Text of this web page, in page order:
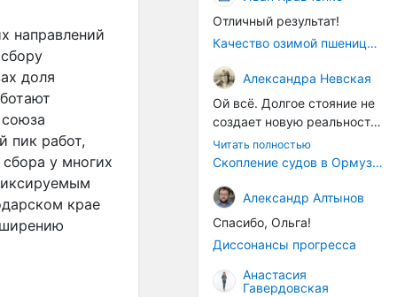
направлений
доля
пик работ,
у многих
крае
Отличный результат!
Качество озимой пшеницы 2026 год
Александра Невская
Ой всё. Долгое стояние не
создает новую реальность.
Морские организмы всегда
накапливаются на судах.
на чистку от тех самых
организмов. И год за
годом, век за веком суда
разносят эти самые
организмы по пути
следования.
Читать полностью
Скопление судов в Ормузском проливе грозит катастрофическим распространением инвазивных видов
Александр Алтынов
Спасибо, Ольга!
Диссонансы прогресса
Анастасия
Гавердовская